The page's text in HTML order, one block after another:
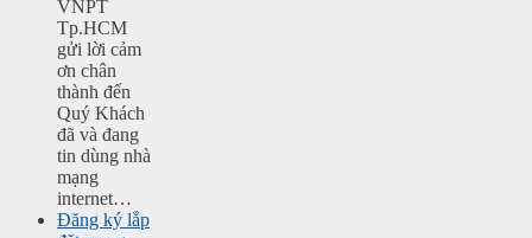
VNPT
Tp.HCM
gửi lời cảm
ơn chân
thành đến
Quý Khách
đã và đang
tin dùng nhà
mạng
internet…
Đăng ký lắp